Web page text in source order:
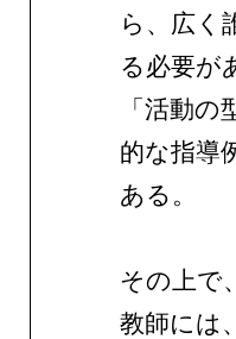
ら、広く
る必要が
「活動
的な指導
ある。
その上で
教師には